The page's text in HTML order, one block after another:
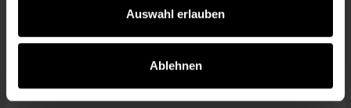
Auswahl erlauben
Ablehnen